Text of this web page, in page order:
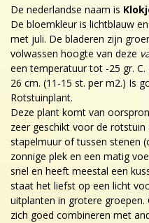
De nederlandse naam is
De bloemkleur is lichtblauw
met juli. De bladeren zijn
volwassen hoogte van deze
een temperatuur tot -25 gr.
26 cm. (11-15 st. per m2.) Is
Rotstuinplant.
Deze plant komt van
zeer geschikt voor de rotstuin
stapelmuur of tussen stenen
zonnige plek en een matig
snel en heeft meestal een
staat het liefst op een licht
uitplanten in grotere
zich goed combineren met